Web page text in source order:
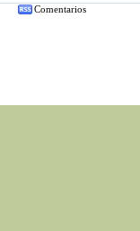
Comentarios